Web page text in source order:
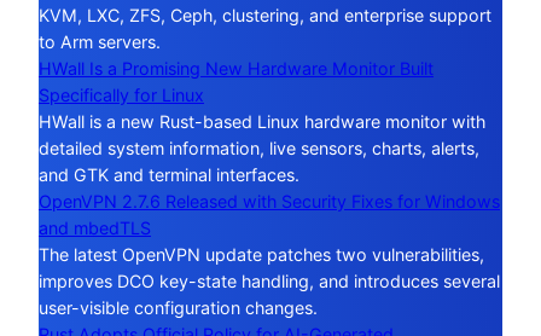
KVM, LXC, ZFS, Ceph, clustering, and enterprise support
to Arm servers.
HWall Is a Promising New Hardware Monitor Built
Specifically for Linux
HWall is a new Rust-based Linux hardware monitor with
detailed system information, live sensors, charts, alerts,
and GTK and terminal interfaces.
OpenVPN 2.7.6 Released with Security Fixes for Windows
and mbedTLS
The latest OpenVPN update patches two vulnerabilities,
improves DCO key-state handling, and introduces several
user-visible configuration changes.